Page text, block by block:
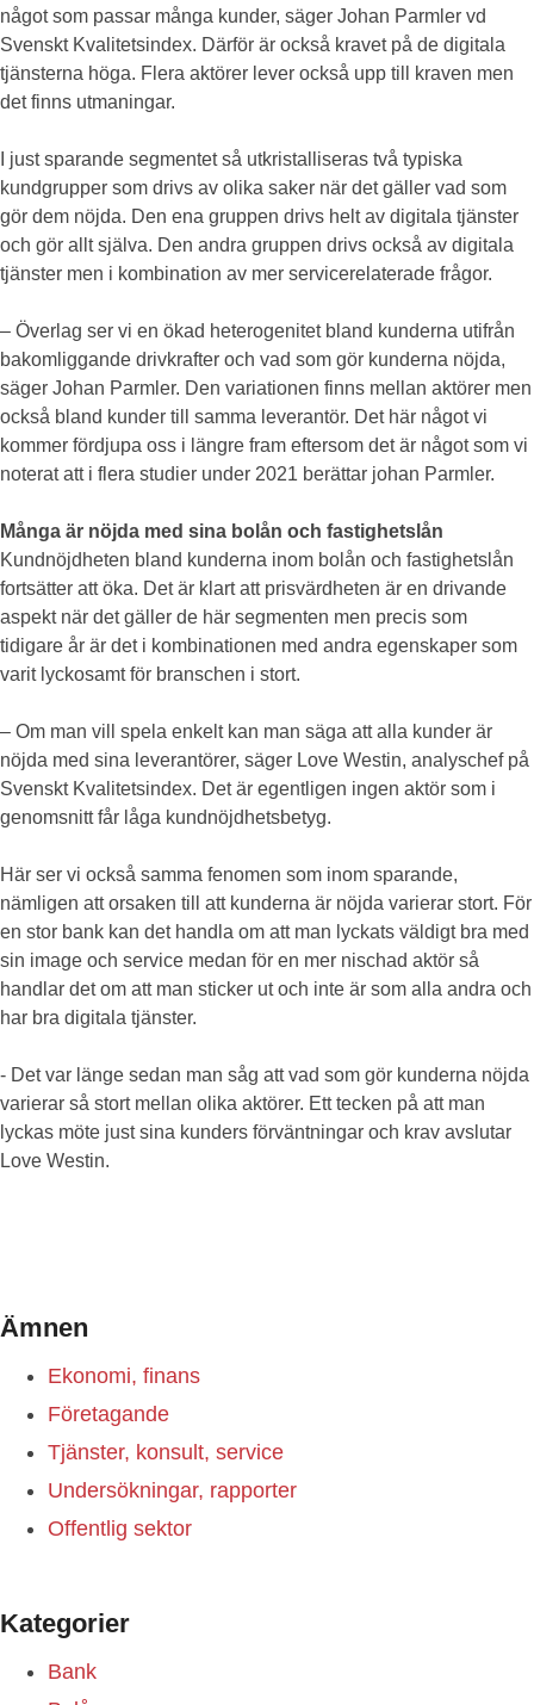
något som passar många kunder, säger Johan Parmler vd
Svenskt Kvalitetsindex. Därför är också kravet på de digitala
tjänsterna höga. Flera aktörer lever också upp till kraven men
det finns utmaningar.
I just sparande segmentet så utkristalliseras två typiska
kundgrupper som drivs av olika saker när det gäller vad som
gör dem nöjda. Den ena gruppen drivs helt av digitala tjänster
och gör allt själva. Den andra gruppen drivs också av digitala
tjänster men i kombination av mer servicerelaterade frågor.
– Överlag ser vi en ökad heterogenitet bland kunderna utifrån
bakomliggande drivkrafter och vad som gör kunderna nöjda,
säger Johan Parmler. Den variationen finns mellan aktörer men
också bland kunder till samma leverantör. Det här något vi
kommer fördjupa oss i längre fram eftersom det är något som vi
noterat att i flera studier under 2021 berättar johan Parmler.
Många är nöjda med sina bolån och fastighetslån
Kundnöjdheten bland kunderna inom bolån och fastighetslån
fortsätter att öka. Det är klart att prisvärdheten är en drivande
aspekt när det gäller de här segmenten men precis som
tidigare år är det i kombinationen med andra egenskaper som
varit lyckosamt för branschen i stort.
– Om man vill spela enkelt kan man säga att alla kunder är
nöjda med sina leverantörer, säger Love Westin, analyschef på
Svenskt Kvalitetsindex. Det är egentligen ingen aktör som i
genomsnitt får låga kundnöjdhetsbetyg.
Här ser vi också samma fenomen som inom sparande,
nämligen att orsaken till att kunderna är nöjda varierar stort. För
en stor bank kan det handla om att man lyckats väldigt bra med
sin image och service medan för en mer nischad aktör så
handlar det om att man sticker ut och inte är som alla andra och
har bra digitala tjänster.
- Det var länge sedan man såg att vad som gör kunderna nöjda
varierar så stort mellan olika aktörer. Ett tecken på att man
lyckas möte just sina kunders förväntningar och krav avslutar
Love Westin.
Ämnen
Ekonomi, finans
Företagande
Tjänster, konsult, service
Undersökningar, rapporter
Offentlig sektor
Kategorier
Bank